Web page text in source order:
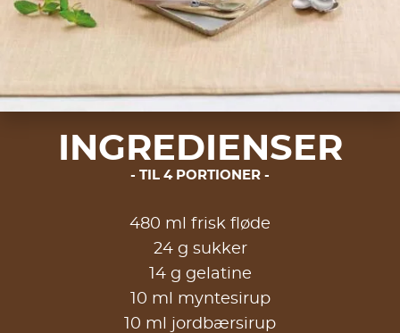
INGREDIENSER
TIL 4 PORTIONER
480 ml frisk fløde
24 g sukker
14 g gelatine
10 ml myntesirup
10 ml jordbærsirup